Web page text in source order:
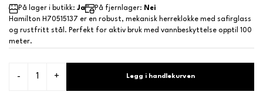
På lager i butikk: Ja På fjernlager: Nei
Hamilton H70515137 er en robust, mekanisk herreklokke med safirglass
og rustfritt stål. Perfekt for aktiv bruk med vannbeskyttelse opptil 100
meter.
- + Legg i handlekurven